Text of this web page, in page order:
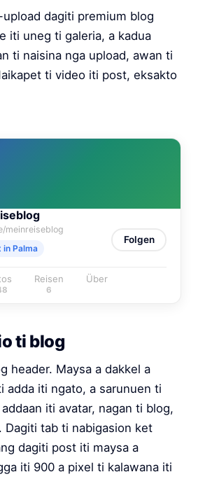
dagiti premium blog
iti uneg ti galeria, a kadua
ti naisina nga upload, awan ti
ti video iti post, eksakto
meinreiseblog
in Palma
Folgen
Reisen
6
Über
ti blog
header. Maysa a dakkel a
adda iti ngato, a sarunuen ti
iti avatar, nagan ti blog,
tab ti nabigasion ket
dagiti post iti maysa a
iti 900 a pixel ti kalawana iti